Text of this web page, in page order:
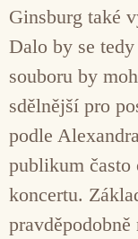
Ginsburg také
Dalo by se
souboru by
sdělnější pro
podle
publikum často
koncertu.